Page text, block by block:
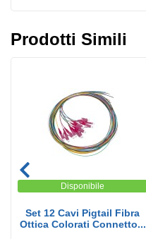
Prodotti Simili
Disponibile
Set 12 Cavi Pigtail Fibra
Ottica Colorati Connetto...